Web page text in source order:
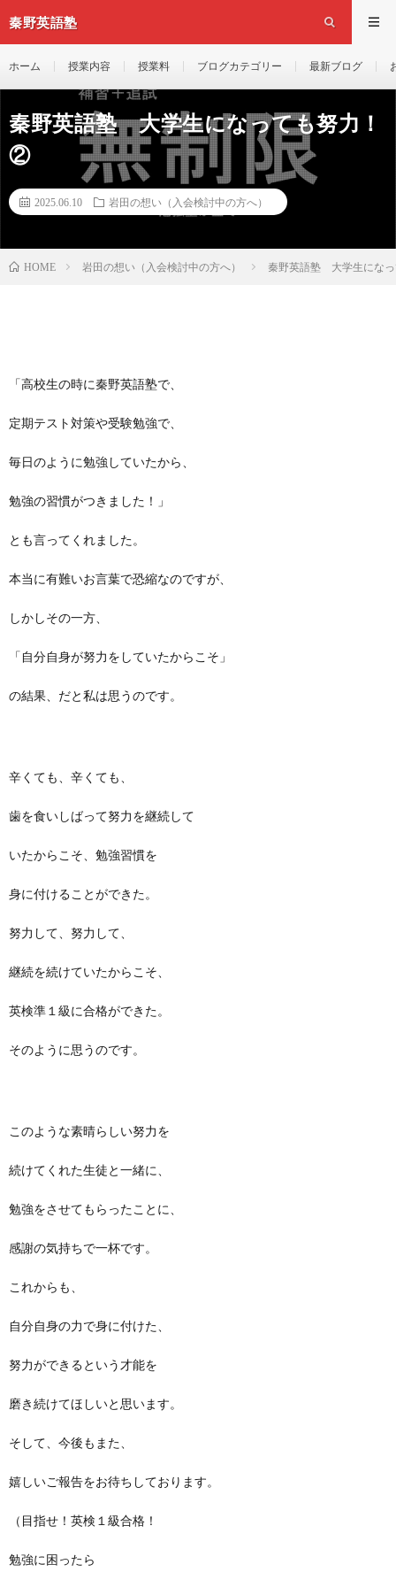
秦野英語塾
ホーム 授業内容 授業料 ブログカテゴリー 最新ブログ
秦野英語塾 大学生になっても努力！
②
2025.06.10 岩田の想い（入会検討中の方へ）
HOME 岩田の想い（入会検討中の方へ） 秦野英語塾 大学生にな
「高校生の時に秦野英語塾で、
定期テスト対策や受験勉強で、
毎日のように勉強していたから、
勉強の習慣がつきました！」
とも言ってくれました。
本当に有難いお言葉で恐縮なのですが、
しかしその一方、
「自分自身が努力をしていたからこそ」
の結果、だと私は思うのです。
辛くても、辛くても、
歯を食いしばって努力を継続して
いたからこそ、勉強習慣を
身に付けることができた。
努力して、努力して、
継続を続けていたからこそ、
英検準１級に合格ができた。
そのように思うのです。
このような素晴らしい努力を
続けてくれた生徒と一緒に、
勉強をさせてもらったことに、
感謝の気持ちで一杯です。
これからも、
自分自身の力で身に付けた、
努力ができるという才能を
磨き続けてほしいと思います。
そして、今後もまた、
嬉しいご報告をお待ちしております。
（目指せ！英検１級合格！
勉強に困ったら